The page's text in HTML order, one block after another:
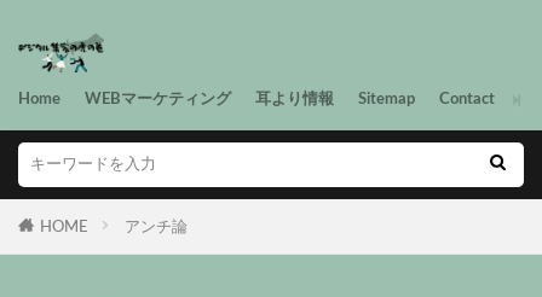
Home WEBマーケティング 耳より情報 Sitemap Contact
HOME アンチ論